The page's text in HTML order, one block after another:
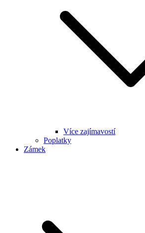
Více zajímavostí
Poplatky
Zámek